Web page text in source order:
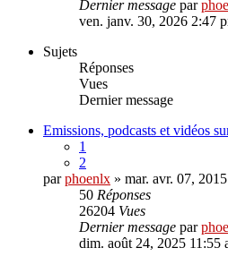
Dernier message par
ven. janv. 30, 2026 2:47
Sujets
Réponses
Vues
Dernier message
Emissions, podcasts et vidéos
1
2
parphoenlx » mar. avr. 07,
50 Réponses
26204 Vues
Dernier message par
dim. août 24, 2025 11:55